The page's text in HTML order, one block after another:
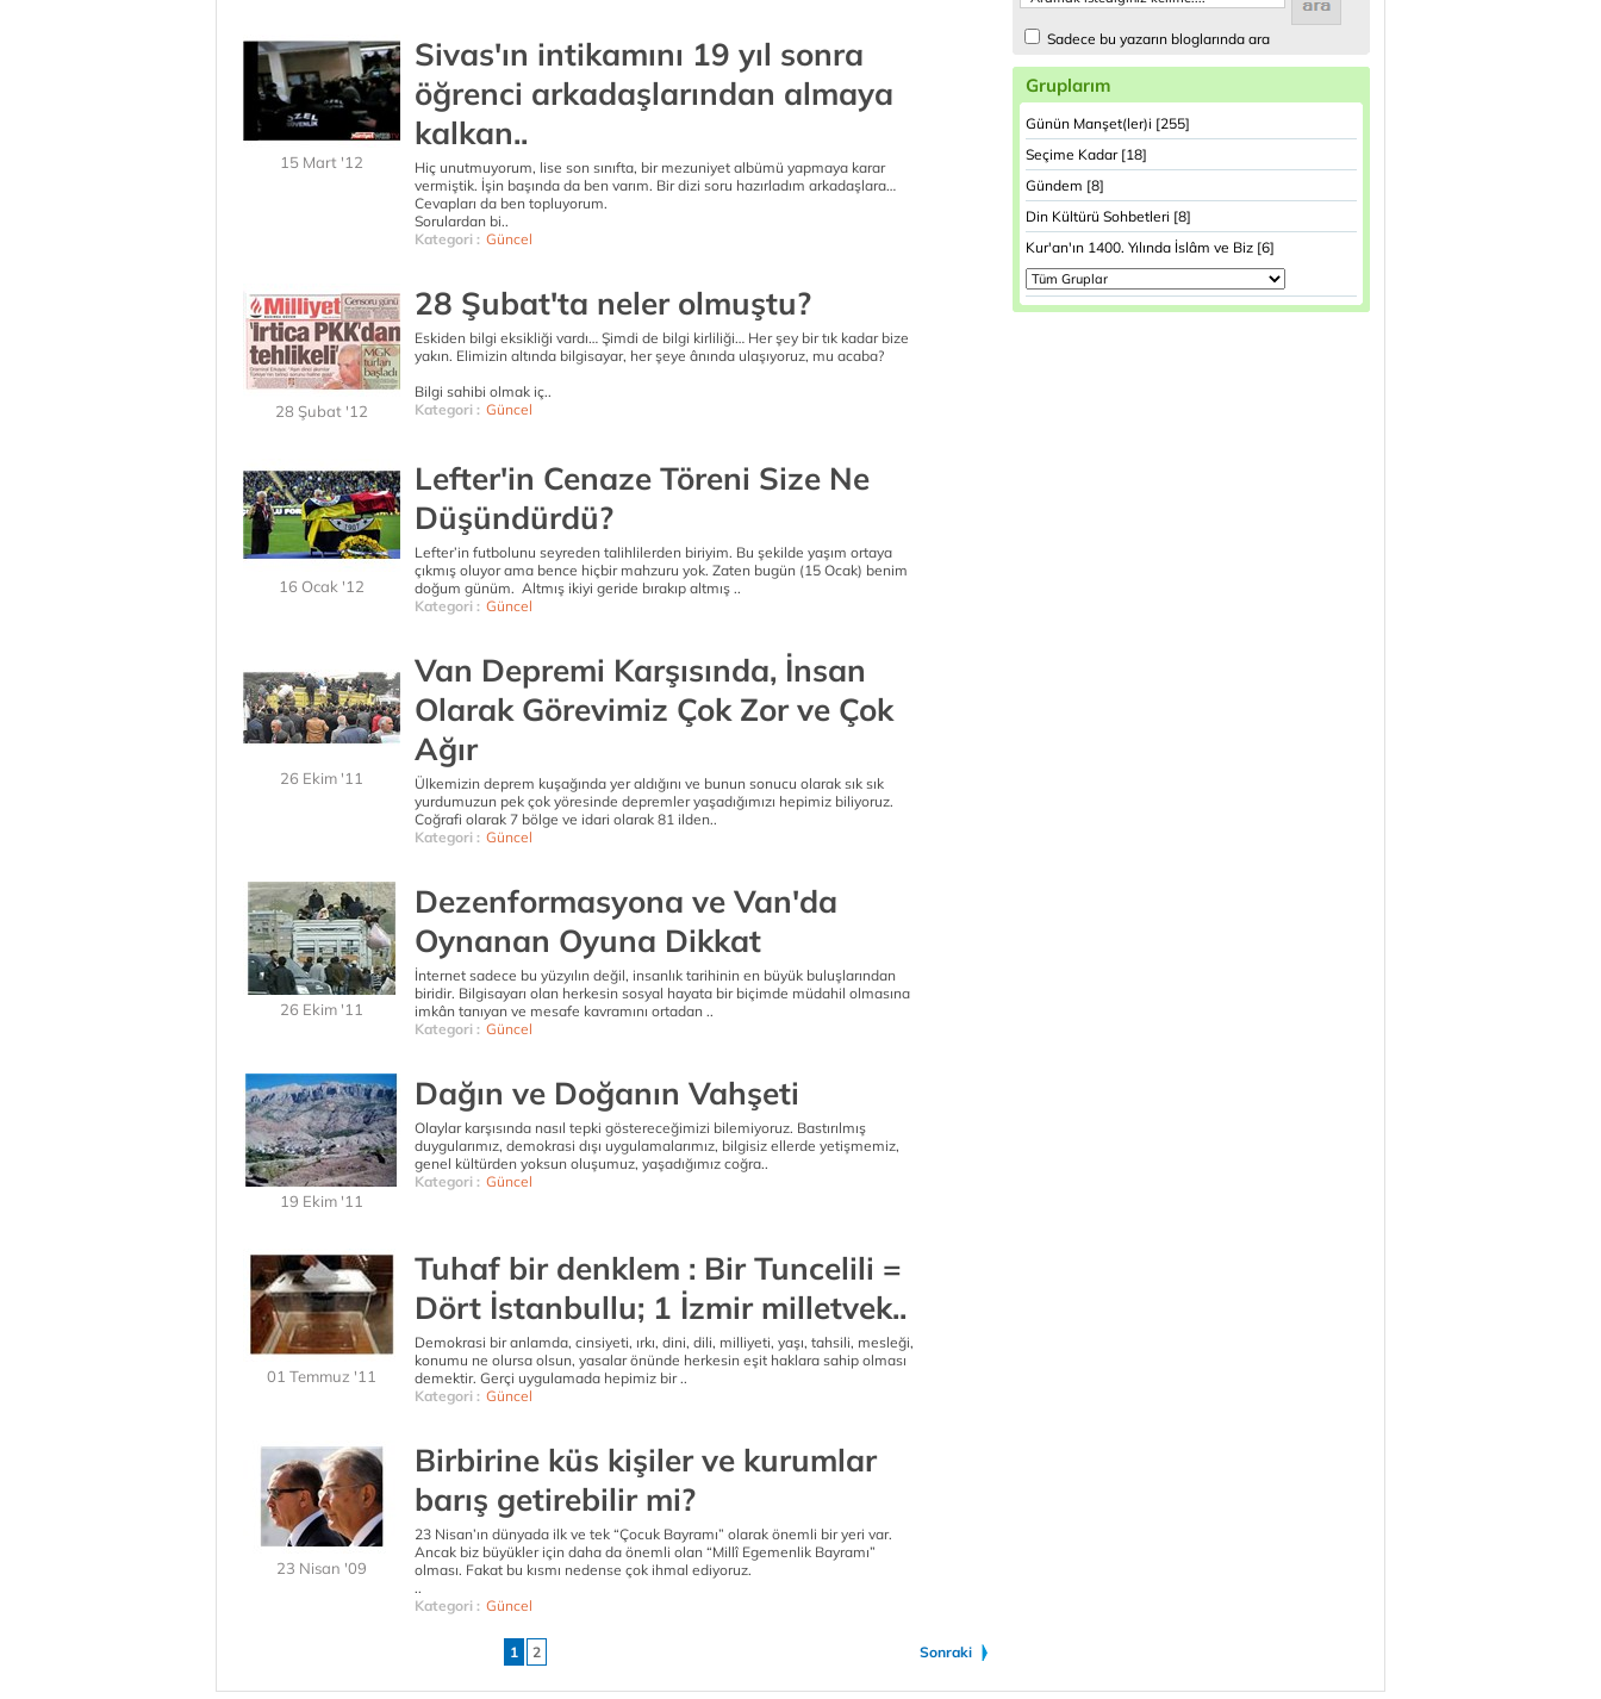
15 Mart '12
Sivas'ın intikamını 19 yıl sonra
öğrenci arkadaşlarından almaya
kalkan..
Hiç unutmuyorum, lise son sınıfta, bir mezuniyet albümü yapmaya karar
vermiştik. İşin başında da ben varım. Bir dizi soru hazırladım arkadaşlara…
Cevapları da ben topluyorum.
Sorulardan bi..
Kategori : Güncel
28 Şubat '12
28 Şubat'ta neler olmuştu?
Eskiden bilgi eksikliği vardı… Şimdi de bilgi kirliliği… Her şey bir tık kadar bize
yakın. Elimizin altında bilgisayar, her şeye ânında ulaşıyoruz, mu acaba?
Bilgi sahibi olmak iç..
Kategori : Güncel
16 Ocak '12
Lefter'in Cenaze Töreni Size Ne
Düşündürdü?
Lefter’in futbolunu seyreden talihlilerden biriyim. Bu şekilde yaşım ortaya
çıkmış oluyor ama bence hiçbir mahzuru yok. Zaten bugün (15 Ocak) benim
doğum günüm. Altmış ikiyi geride bırakıp altmış ..
Kategori : Güncel
26 Ekim '11
Van Depremi Karşısında, İnsan
Olarak Görevimiz Çok Zor ve Çok
Ağır
Ülkemizin deprem kuşağında yer aldığını ve bunun sonucu olarak sık sık
yurdumuzun pek çok yöresinde depremler yaşadığımızı hepimiz biliyoruz.
Coğrafi olarak 7 bölge ve idari olarak 81 ilden..
Kategori : Güncel
26 Ekim '11
Dezenformasyona ve Van'da
Oynanan Oyuna Dikkat
İnternet sadece bu yüzyılın değil, insanlık tarihinin en büyük buluşlarından
biridir. Bilgisayarı olan herkesin sosyal hayata bir biçimde müdahil olmasına
imkân tanıyan ve mesafe kavramını ortadan ..
Kategori : Güncel
19 Ekim '11
Dağın ve Doğanın Vahşeti
Olaylar karşısında nasıl tepki göstereceğimizi bilemiyoruz. Bastırılmış
duygularımız, demokrasi dışı uygulamalarımız, bilgisiz ellerde yetişmemiz,
genel kültürden yoksun oluşumuz, yaşadığımız coğra..
Kategori : Güncel
01 Temmuz '11
Tuhaf bir denklem : Bir Tuncelili =
Dört İstanbullu; 1 İzmir milletvek..
Demokrasi bir anlamda, cinsiyeti, ırkı, dini, dili, milliyeti, yaşı, tahsili, mesleği,
konumu ne olursa olsun, yasalar önünde herkesin eşit haklara sahip olması
demektir. Gerçi uygulamada hepimiz bir ..
Kategori : Güncel
23 Nisan '09
Birbirine küs kişiler ve kurumlar
barış getirebilir mi?
23 Nisan’ın dünyada ilk ve tek “Çocuk Bayramı” olarak önemli bir yeri var.
Ancak biz büyükler için daha da önemli olan “Millî Egemenlik Bayramı”
olması. Fakat bu kısmı nedense çok ihmal ediyoruz.
..
Kategori : Güncel
Sonraki
1 2
Sadece bu yazarın bloglarında ara
Gruplarım
Günün Manşet(ler)i [255]
Seçime Kadar [18]
Gündem [8]
Din Kültürü Sohbetleri [8]
Kur'an'ın 1400. Yılında İslâm ve Biz [6]